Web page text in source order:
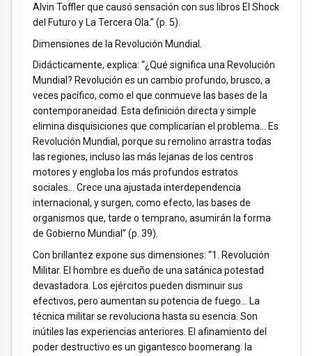
Alvin Toffler que causó sensación con sus libros El Shock
del Futuro y La Tercera Ola.” (p. 5).
Dimensiones de la Revolución Mundial.
Didácticamente, explica: “¿Qué significa una Revolución
Mundial? Revolución es un cambio profundo, brusco, a
veces pacífico, como el que conmueve las bases de la
contemporaneidad. Esta definición directa y simple
elimina disquisiciones que complicarían el problema… Es
Revolución Mundial, porque su remolino arrastra todas
las regiones, incluso las más lejanas de los centros
motores y engloba los más profundos estratos
sociales… Crece una ajustada interdependencia
internacional, y surgen, como efecto, las bases de
organismos que, tarde o temprano, asumirán la forma
de Gobierno Mundial” (p. 39).
Con brillantez expone sus dimensiones: “1. Revolución
Militar. El hombre es dueño de una satánica potestad
devastadora. Los ejércitos pueden disminuir sus
efectivos, pero aumentan su potencia de fuego… La
técnica militar se revoluciona hasta su esencia. Son
inútiles las experiencias anteriores. El afinamiento del
poder destructivo es un gigantesco boomerang: la